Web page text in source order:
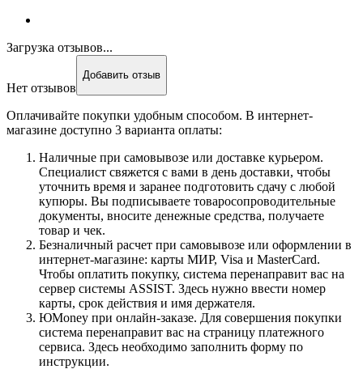
Загрузка отзывов...
Нет отзывов
Добавить отзыв
Оплачивайте покупки удобным способом. В интернет-
магазине доступно 3 варианта оплаты:
Наличные при самовывозе или доставке курьером.
Специалист свяжется с вами в день доставки, чтобы
уточнить время и заранее подготовить сдачу с любой
купюры. Вы подписываете товаросопроводительные
документы, вносите денежные средства, получаете
товар и чек.
Безналичный расчет при самовывозе или оформлении в
интернет-магазине: карты МИР, Visa и MasterCard.
Чтобы оплатить покупку, система перенаправит вас на
сервер системы ASSIST. Здесь нужно ввести номер
карты, срок действия и имя держателя.
ЮMoney при онлайн-заказе. Для совершения покупки
система перенаправит вас на страницу платежного
сервиса. Здесь необходимо заполнить форму по
инструкции.